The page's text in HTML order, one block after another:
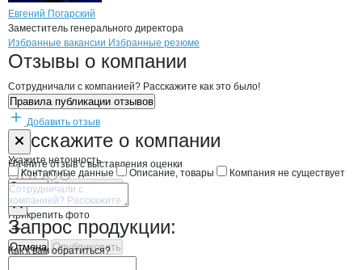
Евгений Погарский
Заместитель генерального директора
Брендыкомпани КОРПОРАЦИЯ
Вакансии вКОРПОРАЦИЯ
Избранные вакансии Избранные резюме
Новости oКОРПОРАЦИЯ
Отзывы о компании
Сотрудничали с компанией? Расскажите как это было!
Правила публикации отзывов
Добавить отзыв
Расскажите о компании
Начните отзыв с выставления оценки
Прикрепить фото
Отмена Опубликовать
Форма обратной связи о неточностях
Укажите неточность
Контактные данные
Описание, товары Компания не существует
Отмена Опубликовать
Запрос продукции:
Как к вам обратиться?